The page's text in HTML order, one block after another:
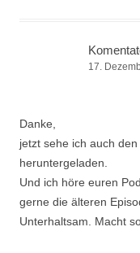
17.
Danke,
jetzt sehe ich auch
heruntergeladen.
Und ich höre euren
gerne die älteren
Unterhaltsam. Macht